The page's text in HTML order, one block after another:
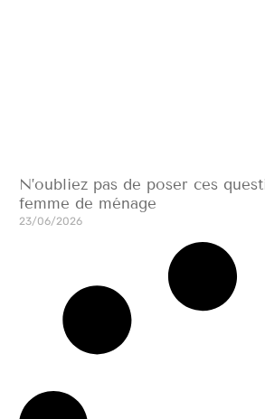
N’oubliez pas de poser ces
femme de ménage
23/06/2026